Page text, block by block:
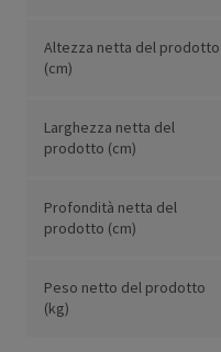
Altezza netta del prodotto
(cm)
Larghezza netta del
prodotto (cm)
Profondità netta del
prodotto (cm)
Peso netto del prodotto
(kg)